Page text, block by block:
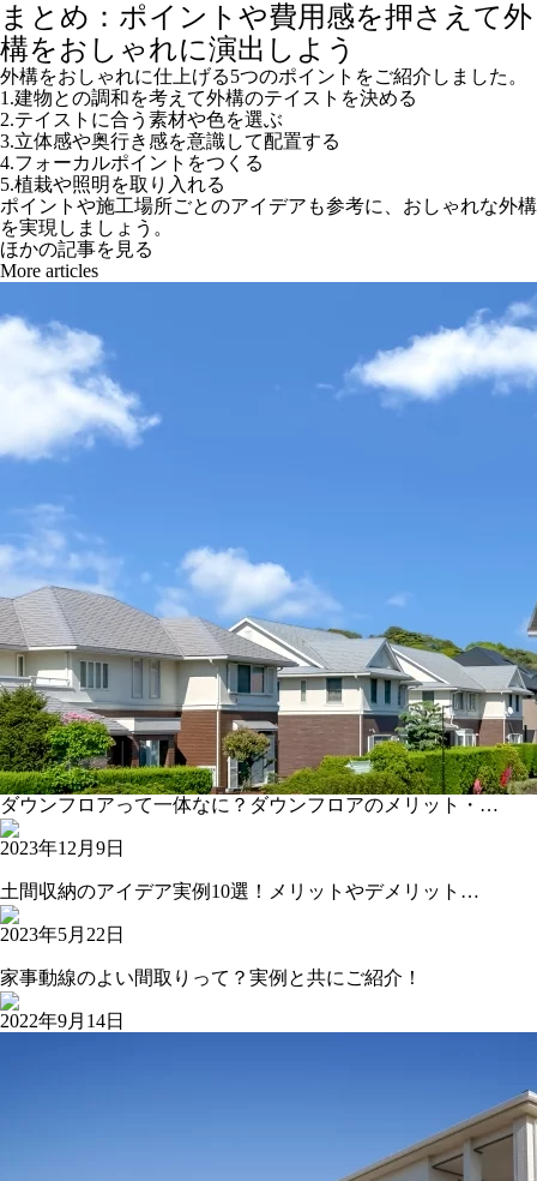
まとめ：ポイントや費用感を押さえて外
構をおしゃれに演出しよう
外構をおしゃれに仕上げる5つのポイントをご紹介しました。
1.建物との調和を考えて外構のテイストを決める
2.テイストに合う素材や色を選ぶ
3.立体感や奥行き感を意識して配置する
4.フォーカルポイントをつくる
5.植栽や照明を取り入れる
ポイントや施工場所ごとのアイデアも参考に、おしゃれな外構
を実現しましょう。
ほかの記事を見る
More articles
ダウンフロアって一体なに？ダウンフロアのメリット・…
2023年12月9日
土間収納のアイデア実例10選！メリットやデメリット…
2023年5月22日
家事動線のよい間取りって？実例と共にご紹介！
2022年9月14日